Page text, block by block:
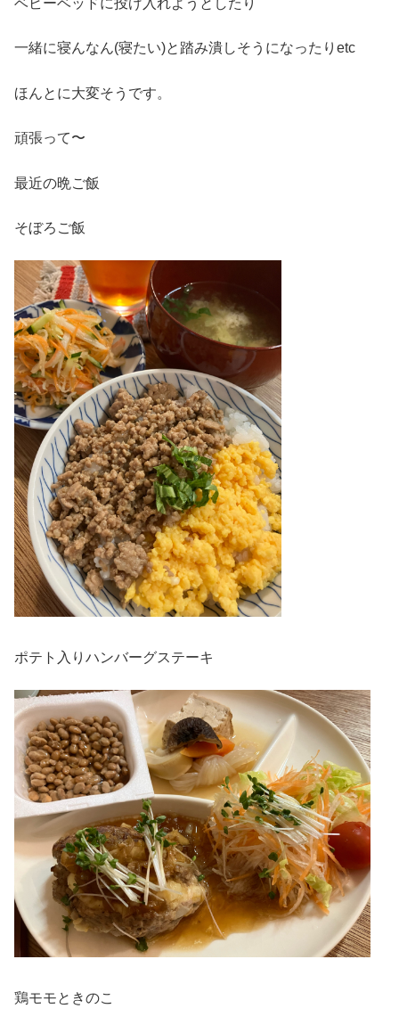
ベビーベッドに投げ入れようとしたり
一緒に寝んなん(寝たい)と踏み潰しそうになったりetc
ほんとに大変そうです。
頑張って〜
最近の晩ご飯
そぼろご飯
ポテト入りハンバーグステーキ
鶏モモときのこ